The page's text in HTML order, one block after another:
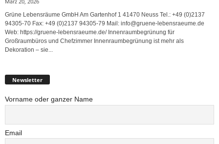
Grüne Lebensräume GmbH Am Gartenhof 1 41470 Neuss Tel.: +49 (0)2137
94305-70 Fax: +49 (0)2137 94305-79 Mail: info@gruene-lebensraeume.de
Web: https://gruene-lebensraeume.de/ Innenraumbegrünung für
Großraumbüros und Chefzimmer Innenraumbegrünung ist mehr als
Dekoration – sie...
Newsletter
Vorname oder ganzer Name
Email